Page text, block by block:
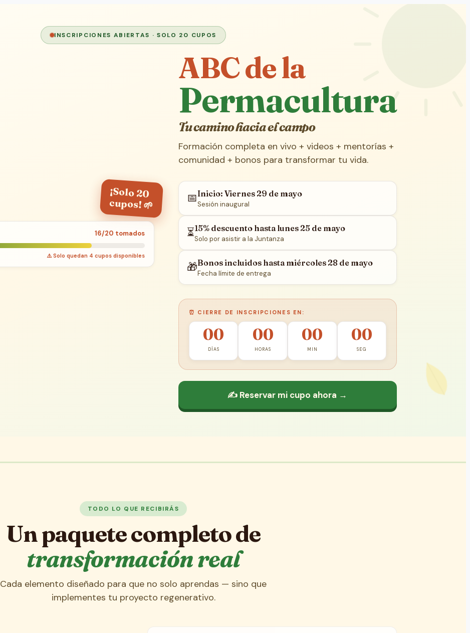
INSCRIPCIONES ABIERTAS · SOLO 20 CUPOS
¡Solo 20
cupos! 🌱
16/20 tomados
⚠️ Solo quedan 4 cupos disponibles
ABC de la
Permacultura
Tu camino hacia el campo
Formación completa en vivo + videos + mentorías +
comunidad + bonos para transformar tu vida.
📅Inicio: Viernes 29 de mayo
Sesión inaugural
⏳15% descuento hasta lunes 25 de mayo
Solo por asistir a la Juntanza
🎁Bonos incluidos hasta miércoles 28 de mayo
Fecha límite de entrega
⏰ CIERRE DE INSCRIPCIONES EN:
00
DÍAS
00
HORAS
00
MIN
00
SEG
✍️ Reservar mi cupo ahora →
TODO LO QUE RECIBIRÁS
Un paquete completo de
transformación real
Cada elemento diseñado para que no solo aprendas — sino que
implementes tu proyecto regenerativo.